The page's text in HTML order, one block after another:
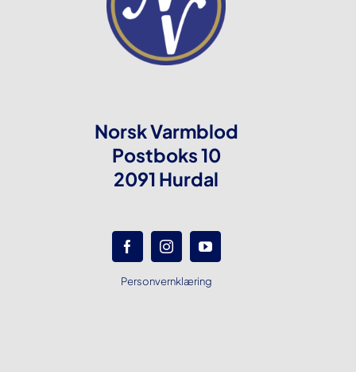
Norsk Varmblod
Postboks 10
2091 Hurdal
Personvernklæring